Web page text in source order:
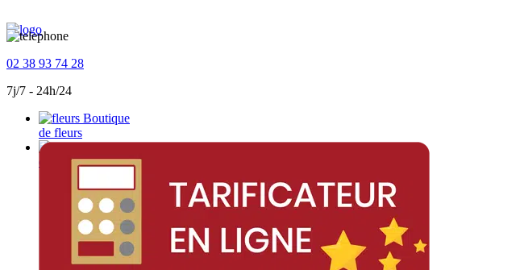
02 38 93 74 28
7j/7 - 24h/24
Boutique
de fleurs
Devis
en ligne